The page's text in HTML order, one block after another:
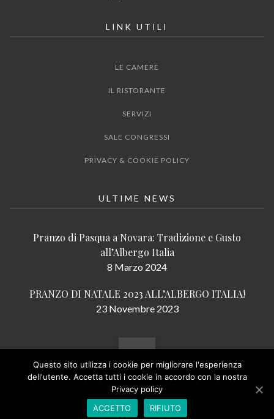
LINK UTILI
LE CAMERE
IL RISTORANTE
SERVIZI
SALE CONGRESSI
PRIVACY & COOKIE POLICY
ULTIME NEWS
Pranzo di Pasqua a Novara: Tradizione e Gusto
all’Albergo Italia
8 Marzo 2024
PRANZO DI NATALE 2023 ALL’ALBERGO ITALIA!
23 Novembre 2023
Questo sito utilizza i cookie per migliorare l'esperienza
dell'utente. Accetta tutti i cookie in accordo con la nostra
Privacy policy
ACCETTO
RIFIUTO